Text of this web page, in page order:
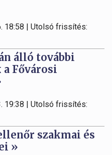
18:58 | Utolsó frissítés:
álló további
Fővárosi
19:38 | Utolsó frissítés:
szakmai és
»